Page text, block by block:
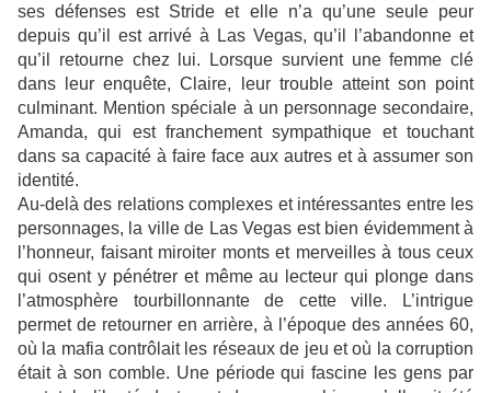
ses défenses est Stride et elle n’a qu’une seule peur
depuis qu’il est arrivé à Las Vegas, qu’il l’abandonne et
qu’il retourne chez lui. Lorsque survient une femme clé
dans leur enquête, Claire, leur trouble atteint son point
culminant. Mention spéciale à un personnage secondaire,
Amanda, qui est franchement sympathique et touchant
dans sa capacité à faire face aux autres et à assumer son
identité.
Au-delà des relations complexes et intéressantes entre les
personnages, la ville de Las Vegas est bien évidemment à
l’honneur, faisant miroiter monts et merveilles à tous ceux
qui osent y pénétrer et même au lecteur qui plonge dans
l’atmosphère tourbillonnante de cette ville. L’intrigue
permet de retourner en arrière, à l’époque des années 60,
où la mafia contrôlait les réseaux de jeu et où la corruption
était à son comble. Une période qui fascine les gens par